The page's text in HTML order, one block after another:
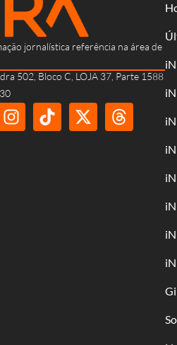
jornalística referência na área de
502, Bloco C, LOJA 37, Parte 1588